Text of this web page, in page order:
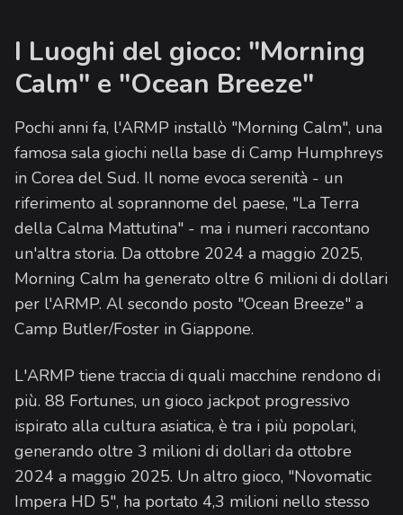
I Luoghi del gioco: "Morning
Calm" e "Ocean Breeze"
Pochi anni fa, l'ARMP installò "Morning Calm", una
famosa sala giochi nella base di Camp Humphreys
in Corea del Sud. Il nome evoca serenità - un
riferimento al soprannome del paese, "La Terra
della Calma Mattutina" - ma i numeri raccontano
un'altra storia. Da ottobre 2024 a maggio 2025,
Morning Calm ha generato oltre 6 milioni di dollari
per l'ARMP. Al secondo posto "Ocean Breeze" a
Camp Butler/Foster in Giappone.
L'ARMP tiene traccia di quali macchine rendono di
più. 88 Fortunes, un gioco jackpot progressivo
ispirato alla cultura asiatica, è tra i più popolari,
generando oltre 3 milioni di dollari da ottobre
2024 a maggio 2025. Un altro gioco, "Novomatic
Impera HD 5", ha portato 4,3 milioni nello stesso